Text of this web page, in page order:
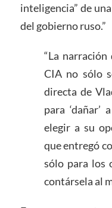
inteligencia” de
del gobierno ruso.”
“La
CIA no sólo
directa de
para
elegir a su
que entregó
sólo para los
contársela al